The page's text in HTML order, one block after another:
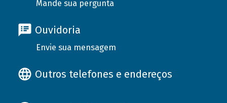
Mande sua pergunta
Ouvidoria
Envie sua mensagem
Outros telefones e endereços